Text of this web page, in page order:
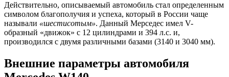
Действительно, описываемый автомобиль стал определенным
символом благополучия и успеха, который в России чаще
называли «шестисотым». Данный Мерседес имел V-
образный «движок» с 12 цилиндрами и 394 л.с. и,
производился с двумя различными базами (3140 и 3040 мм).
Внешние параметры автомобиля